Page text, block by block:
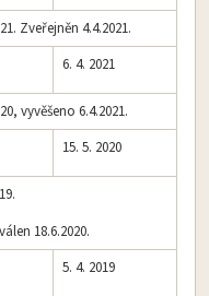
Zveřejněn 4.4.2021.
6. 4. 2021
vyvěšeno 6.4.2021.
15. 5. 2020
18.6.2020.
5. 4. 2019